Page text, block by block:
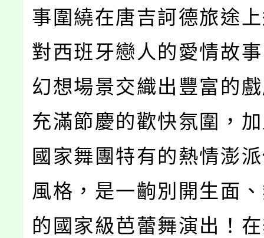
事圍繞在唐吉訶德旅途
對西班牙戀人的愛情故
幻想場景交織出豐富的
充滿節慶的歡快氛圍，
國家舞團特有的熱情澎
風格，是一齣別開生面
的國家級芭蕾舞演出！